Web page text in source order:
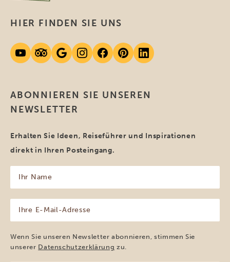
ABONNIEREN SIE UNSEREN
NEWSLETTER
Erhalten Sie Ideen, Reiseführer und Inspirationen
direkt in Ihren Posteingang.
Name
(erforderlich)
Mail-
Adresse
(erforderlich)
Wenn Sie unseren Newsletter abonnieren, stimmen Sie
unserer Datenschutzerklärung zu.
HIER FINDEN SIE UNS